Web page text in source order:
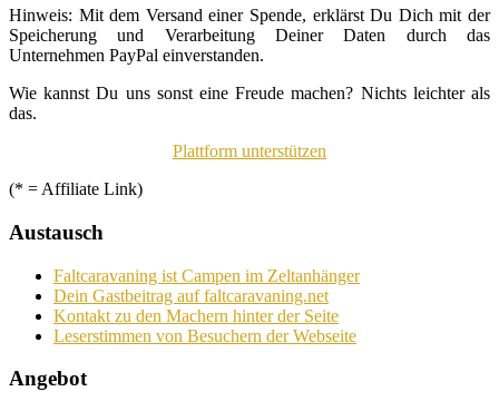
Hinweis: Mit dem Versand einer Spende, erklärst Du Dich mit der
Speicherung und Verarbeitung Deiner Daten durch das
Unternehmen PayPal einverstanden.
Wie kannst Du uns sonst eine Freude machen? Nichts leichter als
das.
Plattform unterstützen
(* = Affiliate Link)
Austausch
Faltcaravaning ist Campen im Zeltanhänger
Dein Gastbeitrag auf faltcaravaning.net
Kontakt zu den Machern hinter der Seite
Leserstimmen von Besuchern der Webseite
Angebot